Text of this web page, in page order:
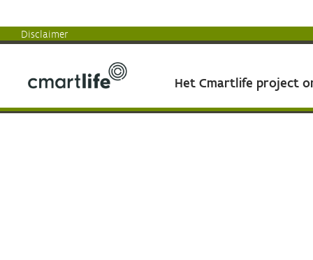
Disclaimer
Het Cmartlife project